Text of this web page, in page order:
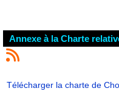
Annexe à la Charte
Télécharger la charte de